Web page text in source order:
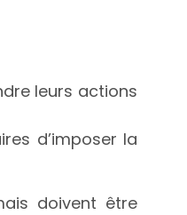
leurs actions
d’imposer la
doivent être